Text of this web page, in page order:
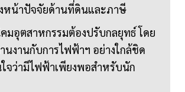
หน้าปัจจัยด้านที่ดินและภาษี
อุตสาหกรรมต้องปรับกลยุทธ์ โดย
นงานกับการไฟฟ้าฯ อย่างใกล้ชิด
จว่ามีไฟฟ้าเพียงพอสำหรับนัก